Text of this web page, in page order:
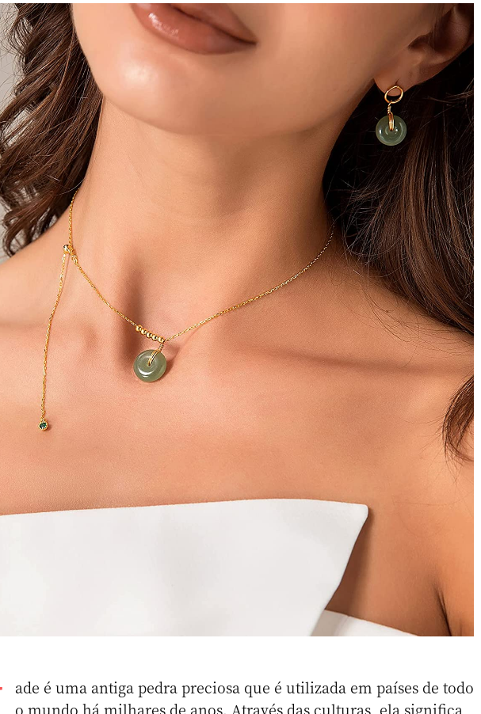
ade é uma antiga pedra preciosa que é utilizada em países de todo
o mundo há milhares de anos. Através das culturas, ela significa